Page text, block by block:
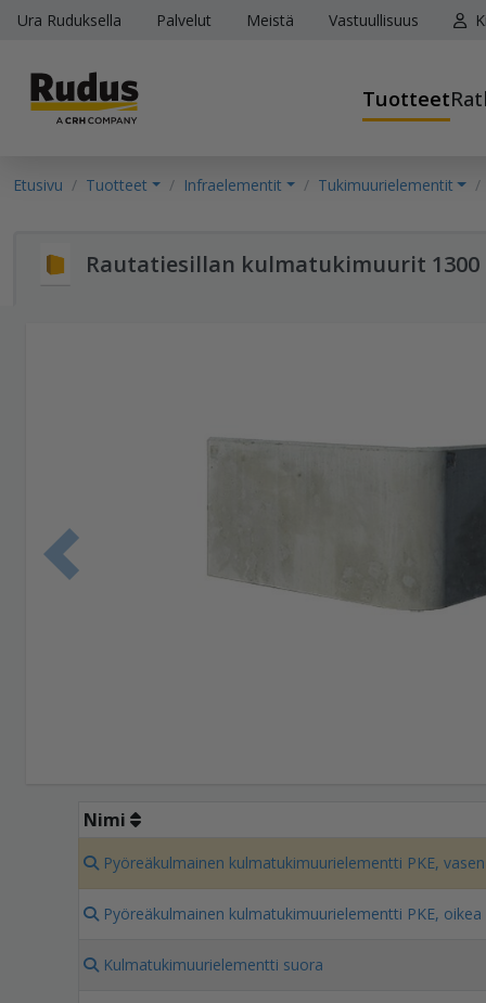
Ura Ruduksella Palvelut Meistä Vastuullisuus
Tuotteet
Etusivu Tuotteet Infraelementit Tukimuurielementit
Rautatiesillan kulmatukimuurit 1300
Edellinen
Nimi
Pyöreäkulmainen kulmatukimuurielementti PKE, vasen
Pyöreäkulmainen kulmatukimuurielementti PKE, oikea
Kulmatukimuurielementti suora